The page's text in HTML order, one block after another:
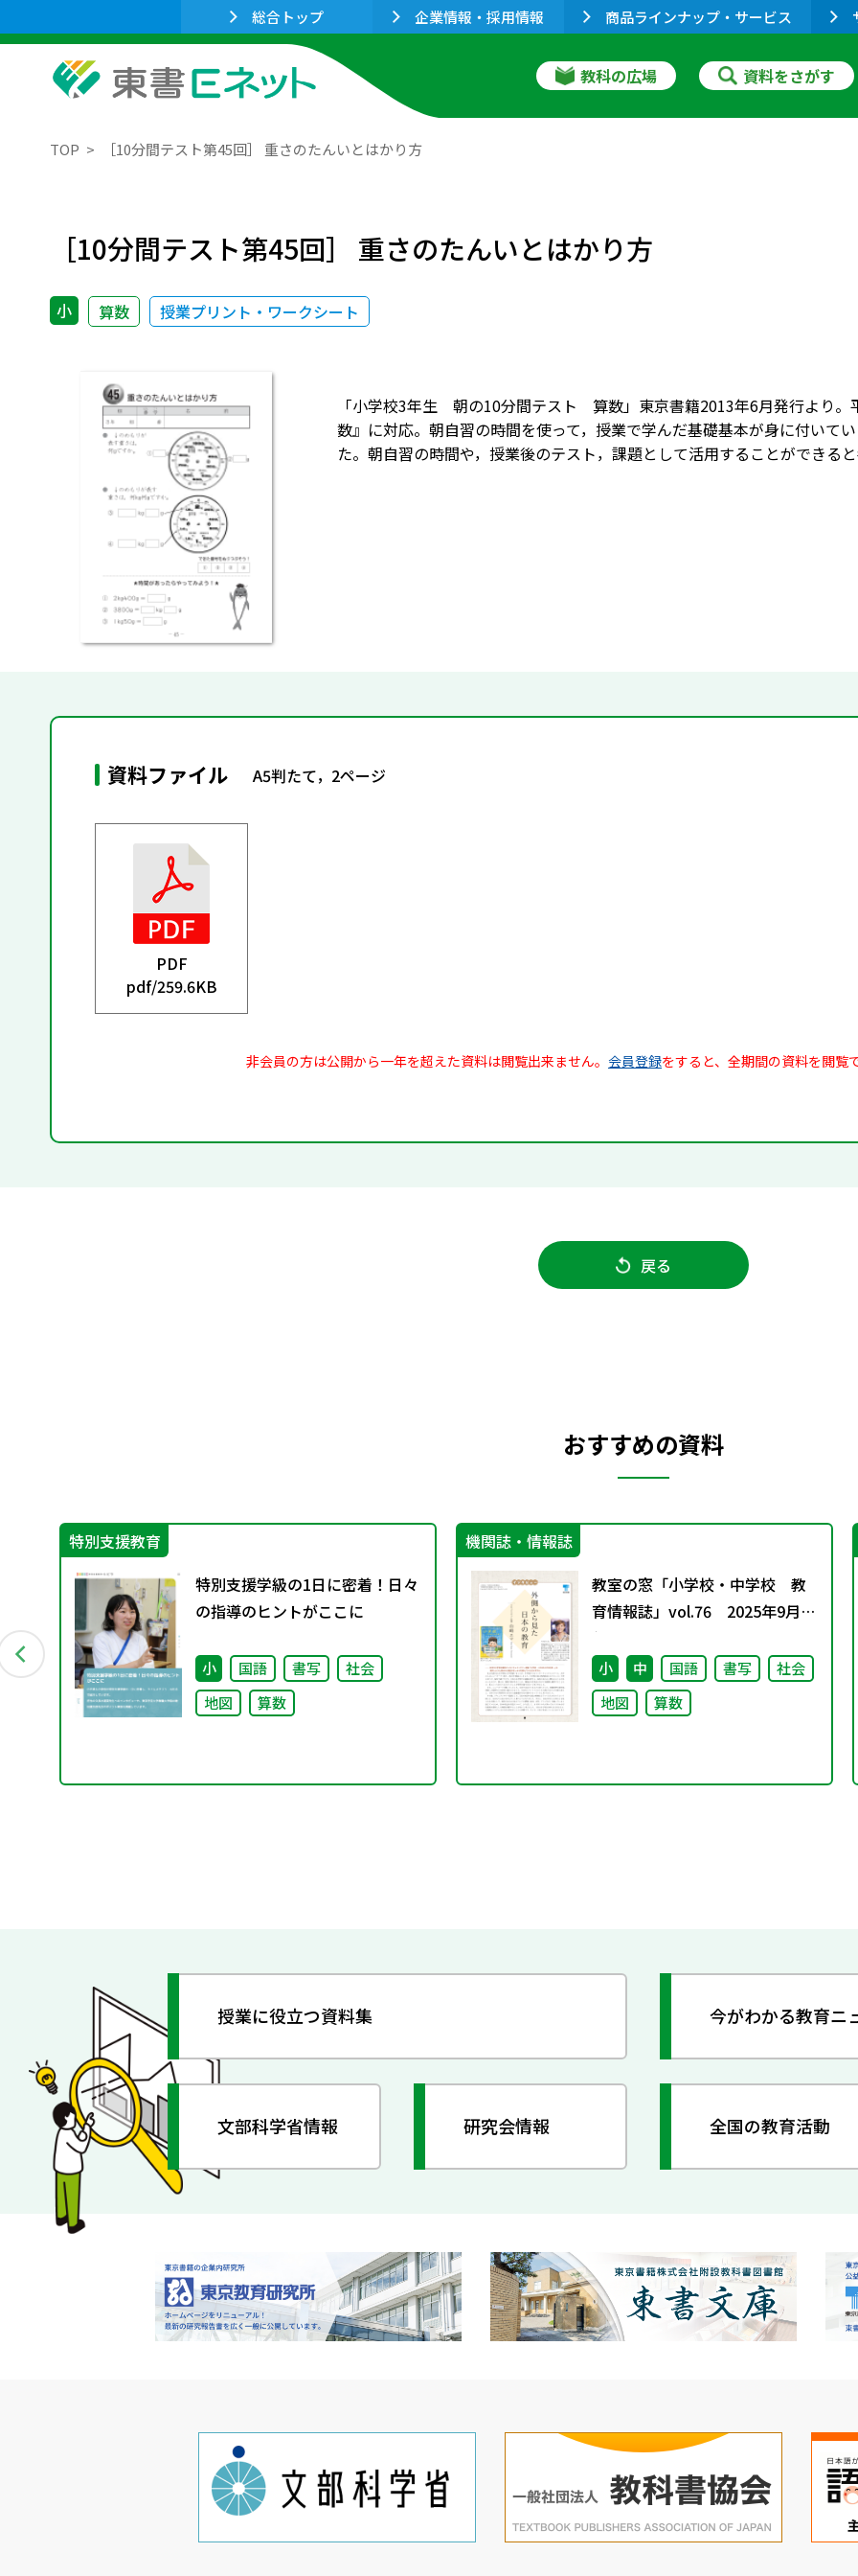
総合トップ 企業情報・採用情報 商品ラインナップ・サービス
教科の広場 資料をさがす
TOP ［10分間テスト第45回］ 重さのたんいとはかり方
［10分間テスト第45回］ 重さのたんいとはかり方
小 算数 授業プリント・ワークシート
「小学校3年生 朝の10分間テスト 算数」東京書籍2013年6月発行より
数』に対応。朝自習の時間を使って，授業で学んだ基礎基本が身に付いて
た。朝自習の時間や，授業後のテスト，課題として活用することができると
資料ファイル A5判たて，2ページ
PDF
pdf/259.6KB
非会員の方は公開から一年を超えた資料は閲覧出来ません。 会員登録をすると、全期間の資料を閲覧
戻る
おすすめの資料
特別支援教育
特別支援学級の1日に密着！日々
の指導のヒントがここに
小 国語 書写
社会
地図
算数
機関誌・情報誌
教室の窓「小学校・中学校 教
育情報誌」vol.76 2025年9月発
行
小 中 国語 書写
社会
地図
算数
授業に役立つ資料集 今がわかる教育ニ
文部科学省情報 研究会情報 全国の教育活動